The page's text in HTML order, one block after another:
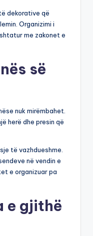
dekorative që
Organizimi i
me zakonet e
së
nuk mirëmbahet.
herë dhe presin që
të vazhdueshme.
në vendin e
e organizuar pa
e gjithë